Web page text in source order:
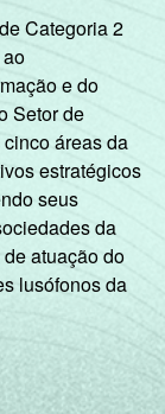
Categoria 2
e do
Setor de
áreas da
estratégicos
seus
da
atuação do
lusófonos da